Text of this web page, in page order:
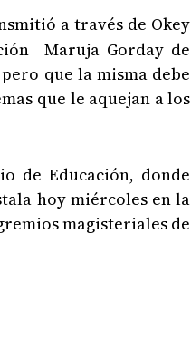
a través de Okey
Maruja Gorday de
que la misma debe
que le aquejan a los
de Educación, donde
hoy miércoles en la
magisteriales de